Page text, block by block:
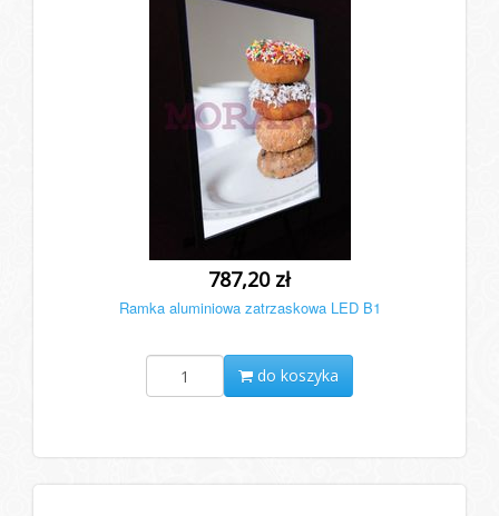
787,20 zł
Ramka aluminiowa zatrzaskowa LED B1
do koszyka